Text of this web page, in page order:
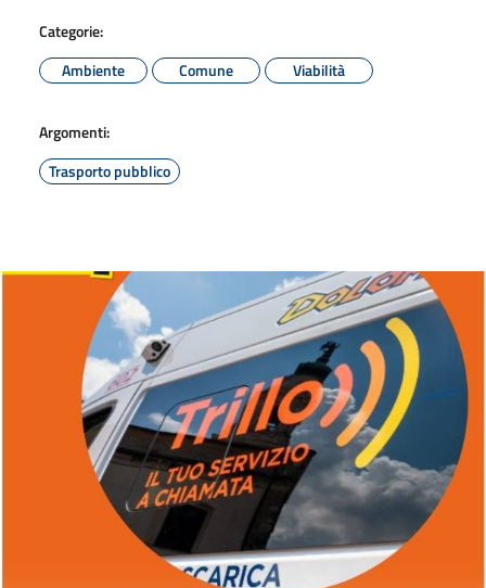
Categorie:
Ambiente
Comune Viabilità
Argomenti:
Trasporto pubblico